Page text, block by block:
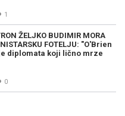
1
ŽELJKO BUDIMIR MORA
FOTELJU: "O'Brien
diplomata koji lično mrze
0